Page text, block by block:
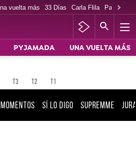
vuelta más 33 Días Carla Flila Paco
PYJAMADA UNA VUELTA MÁS
T3 T2 T1
MOMENTOS SÍ LO DIGO SUPREMME